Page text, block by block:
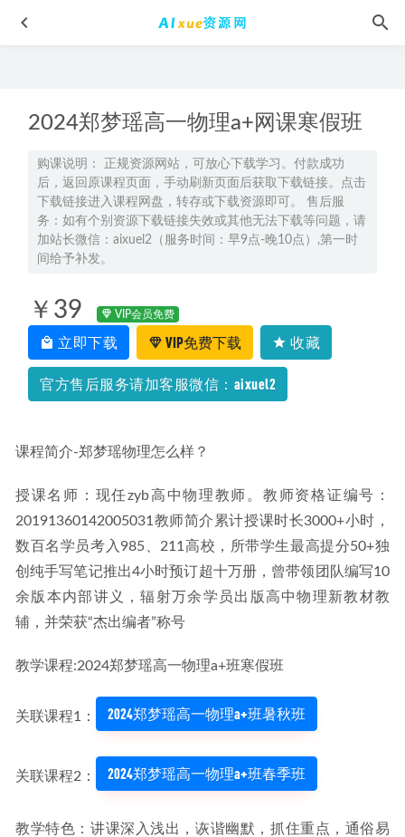
2024郑梦瑶高一物理a+网课寒假班
购课说明： 正规资源网站，可放心下载学习。付款成功
后，返回原课程页面，手动刷新页面后获取下载链接。点击
下载链接进入课程网盘，转存或下载资源即可。 售后服
务：如有个别资源下载链接失效或其他无法下载等问题，请
加站长微信：aixuel2（服务时间：早9点-晚10点）,第一时
间给予补发。
￥39 VIP会员免费
立即下载 VIP免费下载 收藏
官方售后服务请加客服微信：aixuel2
课程简介-郑梦瑶物理怎么样？
授课名师：现任zyb高中物理教师。教师资格证编号：
20191360142005031教师简介累计授课时长3000+小时，
数百名学员考入985、211高校，所带学生最高提分50+独
创纯手写笔记推出4小时预订超十万册，曾带领团队编写10
余版本内部讲义，辐射万余学员出版高中物理新教材教
辅，并荣获“杰出编者”称号
教学课程:2024郑梦瑶高一物理a+班寒假班
关联课程1： 2024郑梦瑶高一物理a+班暑秋班
关联课程2： 2024郑梦瑶高一物理a+班春季班
教学特色：讲课深入浅出，诙谐幽默，抓住重点，通俗易
2024陈焕文高三语文高考押题课 2024-05-18
高中英语网课教程2023陶然高三英语一轮复习视频教程暑假
班 2022-12-13
2024陈灿高三英语讲义全国通用教材
车载音乐大自然休闲音乐合集88首MP3，抖音快手素材歌曲
百度网盘资源打包下载 2022-06-21